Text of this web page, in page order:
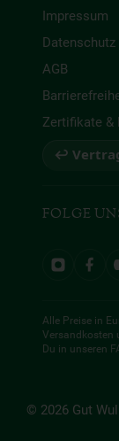
Impressum
Datenschutz
AGB
Zertifikate &
↩
FOLGE
Alle Preise in
Versandkosten
Du in unseren
© 2026 Gut